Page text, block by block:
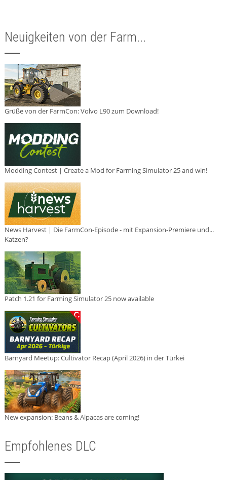
Neuigkeiten von der Farm...
Grüße von der FarmCon: Volvo L90 zum Download!
Modding Contest | Create a Mod for Farming Simulator 25 and win!
News Harvest | Die FarmCon-Episode - mit Expansion-Premiere und...
Katzen?
Patch 1.21 for Farming Simulator 25 now available
Barnyard Meetup: Cultivator Recap (April 2026) in der Türkei
New expansion: Beans & Alpacas are coming!
Empfohlenes DLC